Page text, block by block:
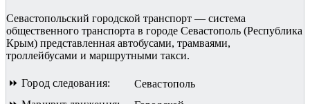
Севастопольский городской транспорт — система
общественного транспорта в городе Севастополь (Республика
Крым) представленная автобусами, трамваями,
троллейбусами и маршрутными такси.
⏩ Город следования:
Севастополь